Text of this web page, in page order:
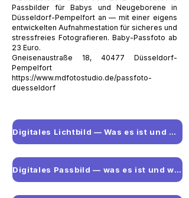
Passbilder für Babys und Neugeborene in
Düsseldorf-Pempelfort an — mit einer eigens
entwickelten Aufnahmestation für sicheres und
stressfreies Fotografieren. Baby-Passfoto ab
23 Euro.
Gneisenaustraße 18, 40477 Düsseldorf-
Pempelfort
https://www.mdfotostudio.de/passfoto-
duesseldorf
Digitales Lichtbild — Was es ist und wie es funktioniert
Digitales Passbild — was es ist und wo man es bekommt